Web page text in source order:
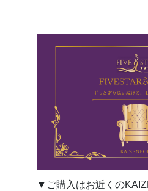
▼ご購入はお近くの